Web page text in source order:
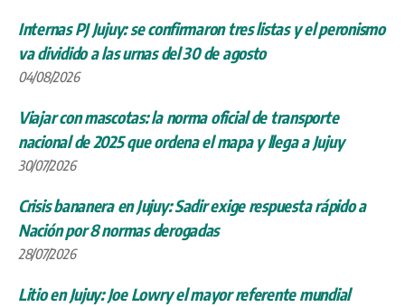
Internas PJ Jujuy: se confirmaron tres listas y el peronismo
va dividido a las urnas del 30 de agosto
04/08/2026
Viajar con mascotas: la norma oficial de transporte
nacional de 2025 que ordena el mapa y llega a Jujuy
30/07/2026
Crisis bananera en Jujuy: Sadir exige respuesta rápido a
Nación por 8 normas derogadas
28/07/2026
Litio en Jujuy: Joe Lowry el mayor referente mundial